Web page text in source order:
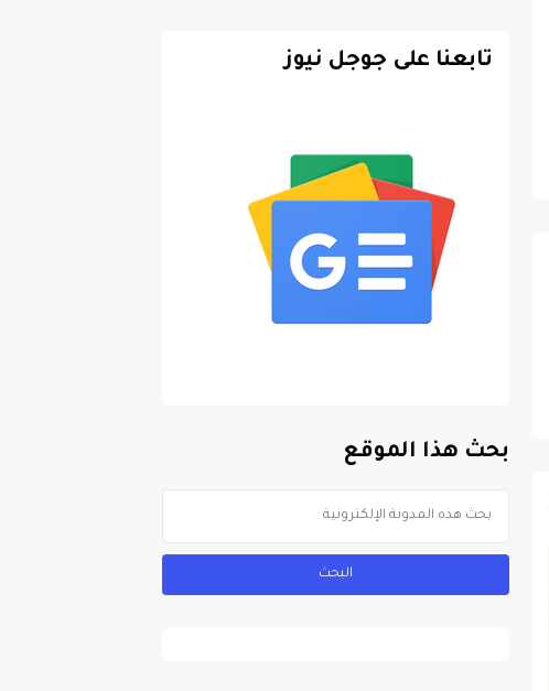
تابعنا على جوجل نيوز
بحث هذا الموقع